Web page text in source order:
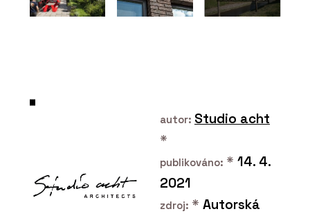
autor: Studio acht
*
publikováno: * 14. 4.
2021
zdroj: * Autorská